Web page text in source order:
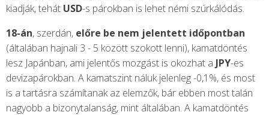
kiadják, tehát USD-s párokban is lehet némi szúrkálódás.
18-án, szerdán, előre be nem jelentett időpontban
(általában hajnali 3 - 5 között szokott lenni), kamatdöntés
lesz Japánban, ami jelentős mozgást is okozhat a JPY-es
devizapárokban. A kamatszint náluk jelenleg -0,1%, és most
is a tartásra számítanak az elemzők, bár ebben most talán
nagyobb a bizonytalanság, mint általában. A kamatdöntés